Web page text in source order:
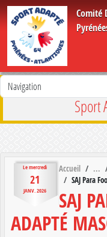
Comité
Sport
Lemercredi
21
JANV.2026
Accueil
SAJ Para
SAJ
ADAPTÉ
Panneau de gestion des cookies